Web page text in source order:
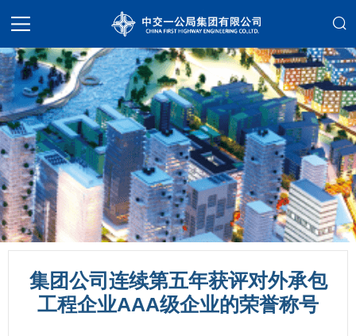
集团公司连续第五年获评对外承包
工程企业AAA级企业的荣誉称号